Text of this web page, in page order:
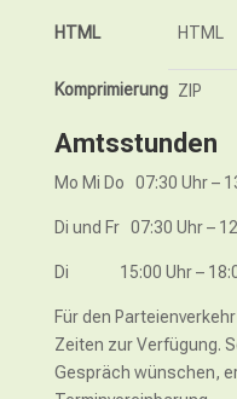
HTML HTML
Komprimierung ZIP
Amtsstunden
Mo Mi Do 07:30 Uhr –
Di und Fr 07:30 Uhr –
Di 15:00 Uhr –
Für den
Zeiten zur Verfügung.
Gespräch wünschen,